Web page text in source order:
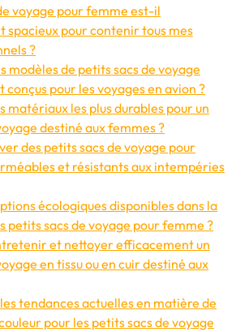
voyage pour femme est-il
spacieux pour contenir tous mes
?
modèles de petits sacs de voyage
pour les voyages en avion ?
matériaux les plus durables pour un
destiné aux femmes ?
des petits sacs de voyage pour
et résistants aux intempéries
écologiques disponibles dans la
petits sacs de voyage pour femme ?
et nettoyer efficacement un
en tissu ou en cuir destiné aux
tendances actuelles en matière de
pour les petits sacs de voyage